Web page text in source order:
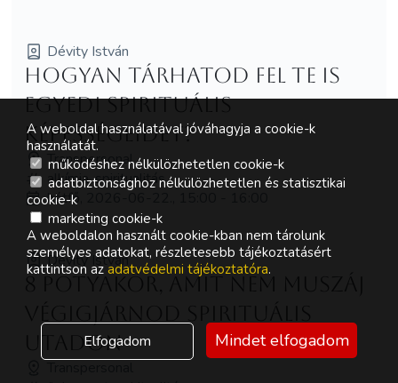
Dévity István
Hogyan tárhatod fel te is
egyedi spirituális
képességeidet?
Transpersonal
alkímia, spiritualitás
hétfő, 2026-06-22., 15:00 - 16:00
Dévity István
8 potyakör, amit nem muszáj
utadon
A weboldal használatával jóváhagyja a cookie-k
használatát.
működéshez nélkülözhetetlen cookie-k
adatbiztonsághoz nélkülözhetetlen és statisztikai
cookie-k
marketing cookie-k
A weboldalon használt cookie-kban nem tárolunk
személyes adatokat, részletesebb tájékoztatásért
kattintson az adatvédelmi tájékoztatóra.
Elfogadom Mindet elfogadom